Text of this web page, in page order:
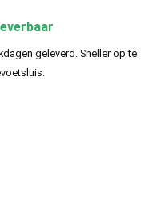
geleverd. Sneller op te